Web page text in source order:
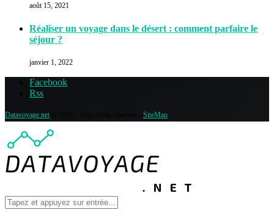
août 15, 2021
Réaliser un voyage dans le désert : comment parfaire le
séjour ?
janvier 1, 2022
Facebook
Rss
Datavoyage.net SiteMap